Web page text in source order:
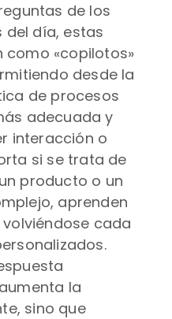
de los
del día, estas
«copilotos»
desde la
de procesos
adecuada y
interacción o
si se trata de
producto o un
aprenden
cada
la
sino que